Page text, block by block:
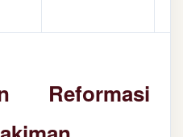
Reformasi